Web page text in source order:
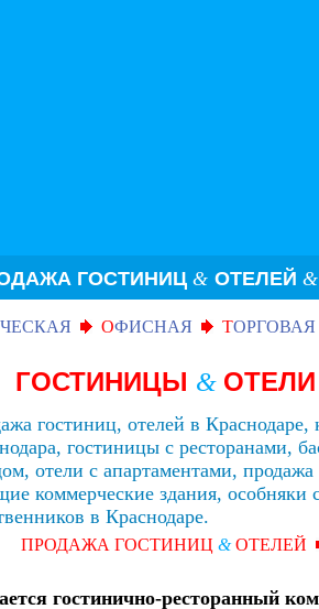
ГОСТИНИЦ & ОТЕЛЕЙ
ОФИСНАЯ ТОРГОВАЯ
ГОСТИНИЦЫ &
гостиниц, отелей в Краснодаре,
гостиницы с ресторанами,
отели с апартаментами,
коммерческие здания, особняки
в Краснодаре.
ПРОДАЖА ГОСТИНИЦ & ОТЕЛЕЙ
гостинично-ресторанный